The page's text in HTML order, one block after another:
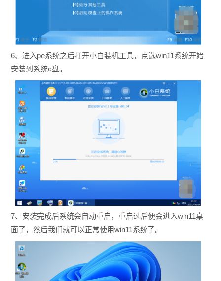
6、进入pe系统之后打开小白装机工具，点选win11系统开始
安装到系统c盘。
7、安装完成后系统会自动重启，重启过后便会进入win11桌
面了，然后我们就可以正常使用win11系统了。